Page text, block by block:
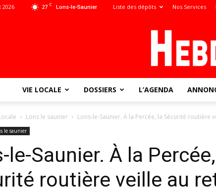
27 C Lons-le-Saunier Liste des dépôts Nos Services
VIE LOCALE DOSSIERS L’AGENDA
Lons le saunier Lons-le-Saunier. À la Percée, la Sécurité routière
le saunier
le-Saunier. À la
routière veille au